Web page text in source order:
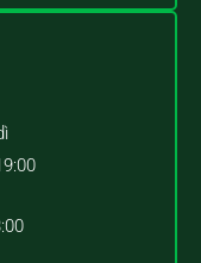
Venerdì